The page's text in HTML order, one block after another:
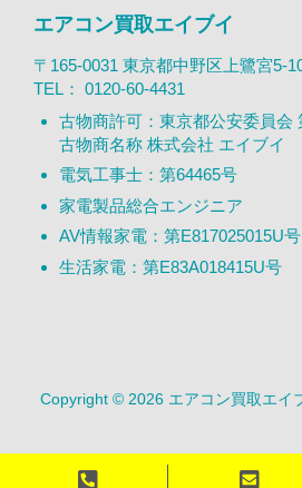
エアコン買取エイブイ
〒165-0031 東京都中野区上鷺宮5-
TEL： 0120-60-4431
古物商許可：東京都公安委員会
古物商名称 株式会社 エイブイ
電気工事士：第64465号
家電製品総合エンジニア
AV情報家電：第E817025015U号
生活家電：第E83A018415U号
Copyright © 2026 エアコン買取エイ